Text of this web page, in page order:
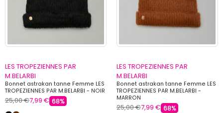
LES TROPEZIENNES PAR
M.BELARBI
Bonnet astrakan tanne Femme LES
TROPEZIENNES PAR M.BELARBI - NOIR
25,00 €7,99 € 68%
LES TROPEZIENNES PAR
M.BELARBI
Bonnet astrakan tanne Femme LES
TROPEZIENNES PAR M.BELARBI -
MARRON
25,00 €7,99 € 68%